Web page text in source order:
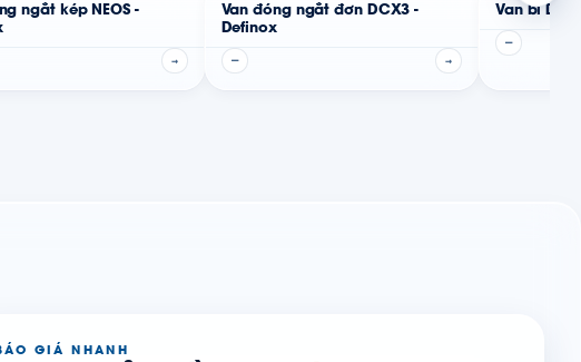
ngắt kép NEOS -
→
Van đóng ngắt đơn DCX3 -
Definox
— →
Van bi DBX
—
GIÁ NHANH